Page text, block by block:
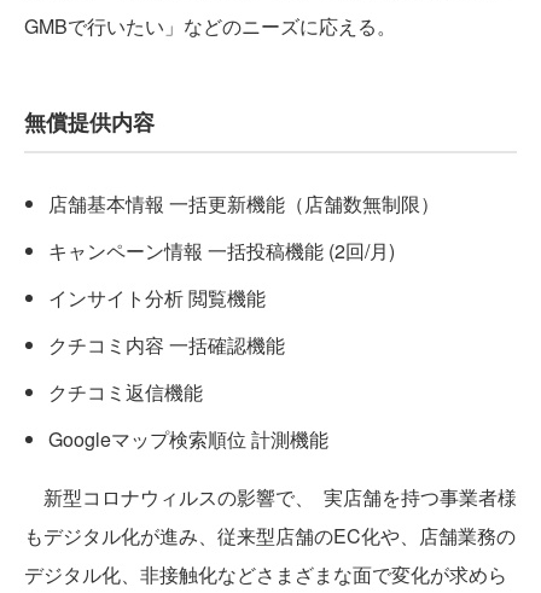
GMBで行いたい」などのニーズに応える。
無償提供内容
店舗基本情報 一括更新機能（店舗数無制限）
キャンペーン情報 一括投稿機能 (2回/月)
インサイト分析 閲覧機能
クチコミ内容 一括確認機能
クチコミ返信機能
Googleマップ検索順位 計測機能
新型コロナウィルスの影響で、 実店舗を持つ事業者様
もデジタル化が進み、従来型店舗のEC化や、店舗業務の
デジタル化、非接触化などさまざまな面で変化が求めら